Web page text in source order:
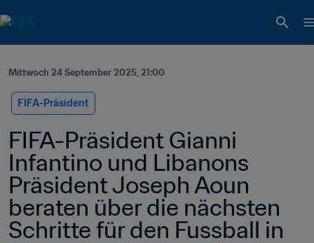
Mittwoch 24 September 2025, 21:00
FIFA-Präsident
FIFA-Präsident Gianni
Infantino und Libanons
Präsident Joseph Aoun
beraten über die nächsten
Schritte für den Fussball in